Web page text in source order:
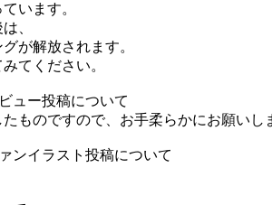
います。
、
が解放されます。
てください。
ュー投稿について
ものですので、お手柔らかにお願いし
ンイラスト投稿について